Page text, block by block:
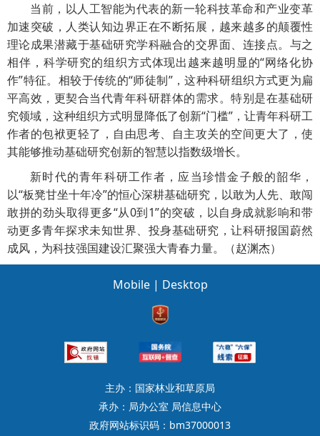
当前，以人工智能为代表的新一轮科技革命和产业变革
加速突破，人类认知边界正在不断拓展，越来越多的颠覆性
理论成果潜藏于基础研究学科融合的交界面、连接点。与之
相伴，科学研究的组织方式体现出越来越明显的“网络化协
作”特征。相较于传统的“师徒制”，这种科研组织方式更为扁
平高效，更契合当代青年科研群体的需求。特别是在基础研
究领域，这种组织方式明显降低了创新“门槛”，让青年科研工
作者的包袱更轻了，自由思考、自主攻关的空间更大了，使
其能够推动基础研究创新的智慧以指数级增长。
新时代的青年科研工作者，应当珍惜金子般的韶华，
以“板凳甘坐十年冷”的恒心深耕基础研究，以敢为人先、敢闯
敢拼的劲头取得更多“从0到1”的突破，以自身成就影响和带
动更多青年探求未知世界、投身基础研究，让科研报国蔚然
成风，为科技强国建设汇聚强大青春力量。（赵渊杰）
Mobile | Desktop
主办：国家林业和草原局
承办：局办公室 局信息中心
政府网站标识码：bm37000013